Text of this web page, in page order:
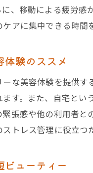
、移動による疲労
アに集中できる時間
体験のススメ
な美容体験を提供
す。また、自宅と
張感や他の利用者
トレス管理に役立つ
ビューティー